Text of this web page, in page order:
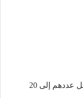
من المذهل عدد النمل في العالم، حيث يصل عددهم إلى 20